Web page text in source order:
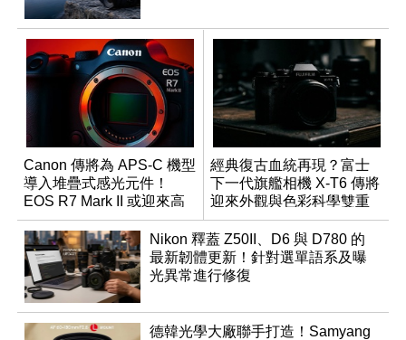
Canon 傳將為 APS-C 機型
導入堆疊式感光元件！
EOS R7 Mark II 或迎來高
速讀出升級
經典復古血統再現？富士
下一代旗艦相機 X-T6 傳將
迎來外觀與色彩科學雙重
優化
Nikon 釋蓋 Z50II、D6 與 D780 的
最新韌體更新！針對選單語系及曝
光異常進行修復
德韓光學大廠聯手打造！Samyang